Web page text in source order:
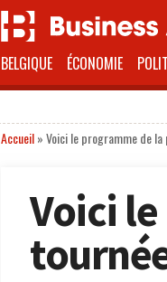
BELGIQUE ÉCONOMIE
Accueil»Voici le programme de la
Voici